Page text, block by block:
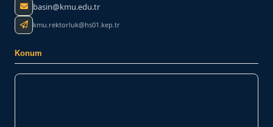
basin@kmu.edu.tr
kmu.rektorluk@hs01.kep.tr
Konum